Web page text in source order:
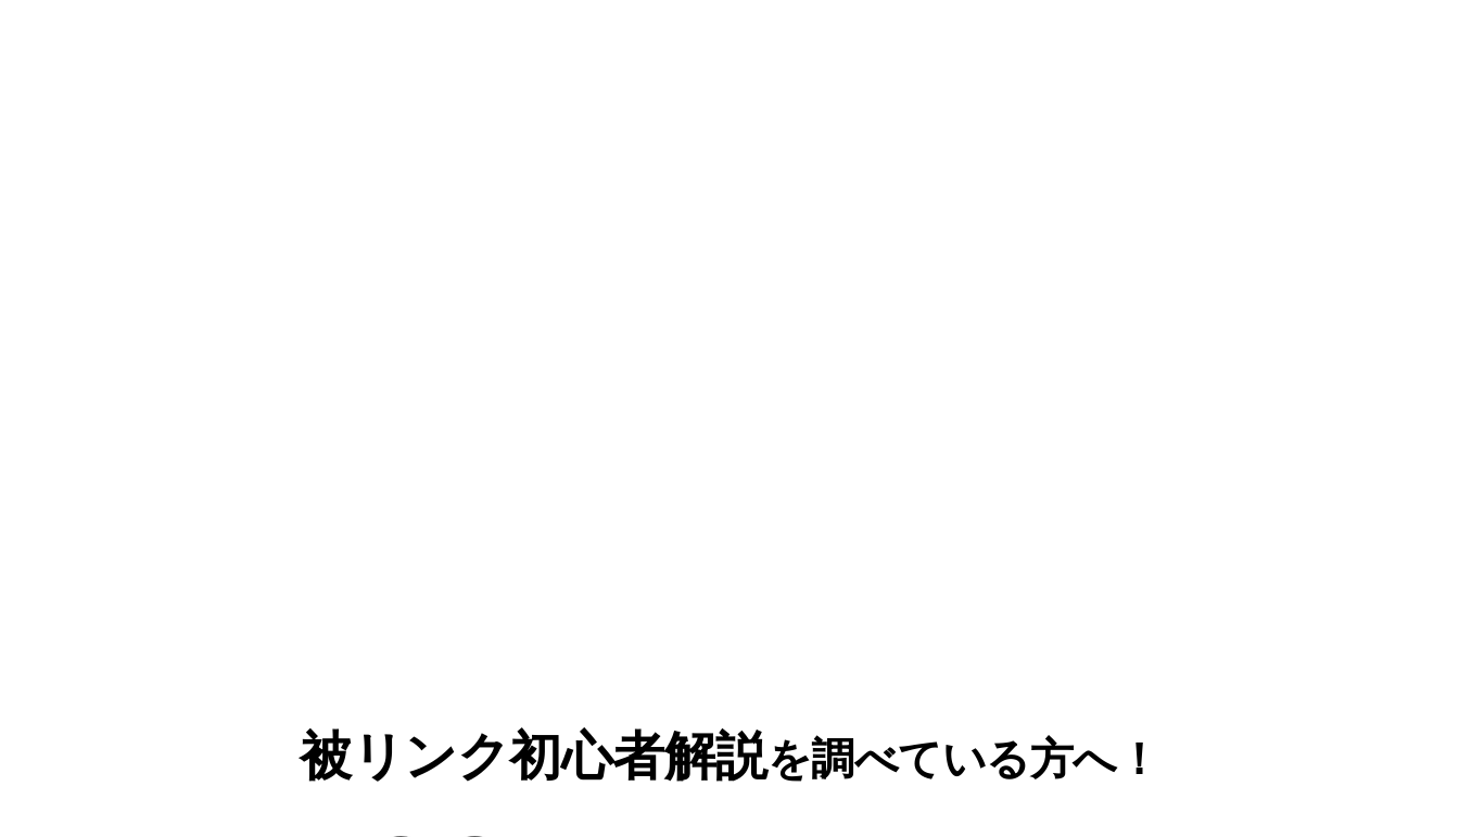
被リンク初心者解説を調べている方へ！